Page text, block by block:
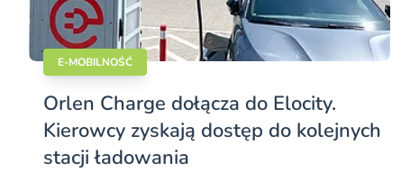
E-MOBILNOŚĆ
Orlen Charge dołącza do Elocity.
Kierowcy zyskają dostęp do kolejnych
stacji ładowania